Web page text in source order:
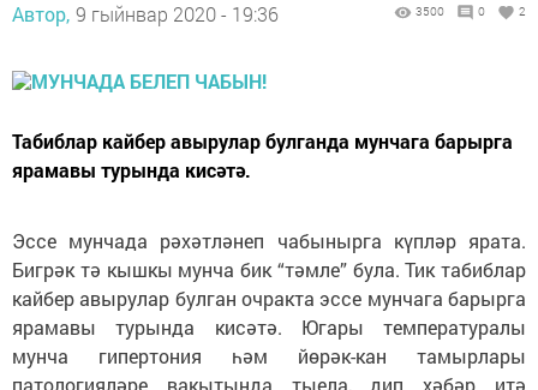
Автор, 9 гыйнвар 2020 - 19:36 3500 0 2
Табиблар кайбер авырулар булганда мунчага барырга
ярамавы турында кисәтә.
Эссе мунчада рәхәтләнеп чабынырга күпләр ярата.
Бигрәк тә кышкы мунча бик “тәмле” була. Тик табиблар
кайбер авырулар булган очракта эссе мунчага барырга
ярамавы турында кисәтә. Югары температуралы
мунча гипертония һәм йөрәк-кан тамырлары
патологияләре вакытында тыела, дип хәбәр итә